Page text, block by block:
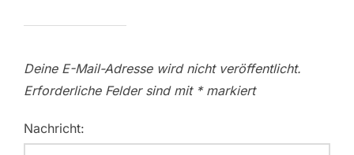
Deine E-Mail-Adresse wird nicht veröffentlicht.
Erforderliche Felder sind mit *markiert
Nachricht: